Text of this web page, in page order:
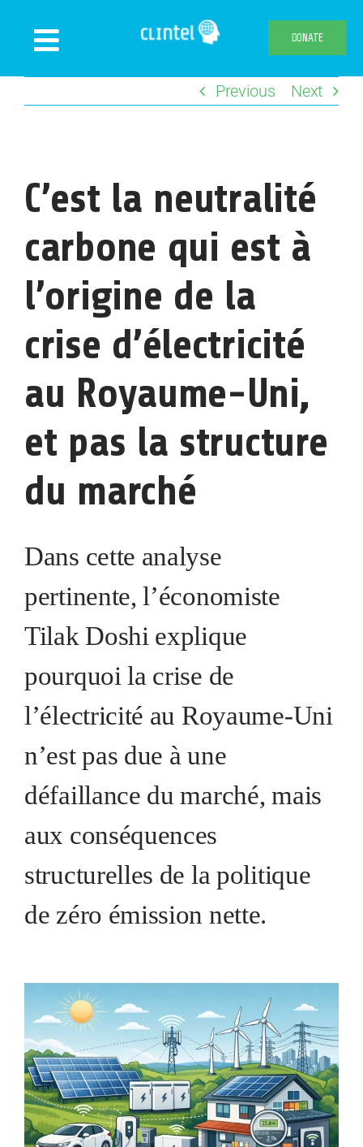
Toggle
Navigation
Declaration
About us
DONATE
Previous Next
C’est la neutralité
carbone qui est à
l’origine de la
crise d’électricité
au Royaume-Uni,
et pas la structure
du marché
Dans cette analyse
pertinente, l’économiste
Tilak Doshi explique
pourquoi la crise de
l’électricité au Royaume-Uni
n’est pas due à une
défaillance du marché, mais
aux conséquences
structurelles de la politique
de zéro émission nette.